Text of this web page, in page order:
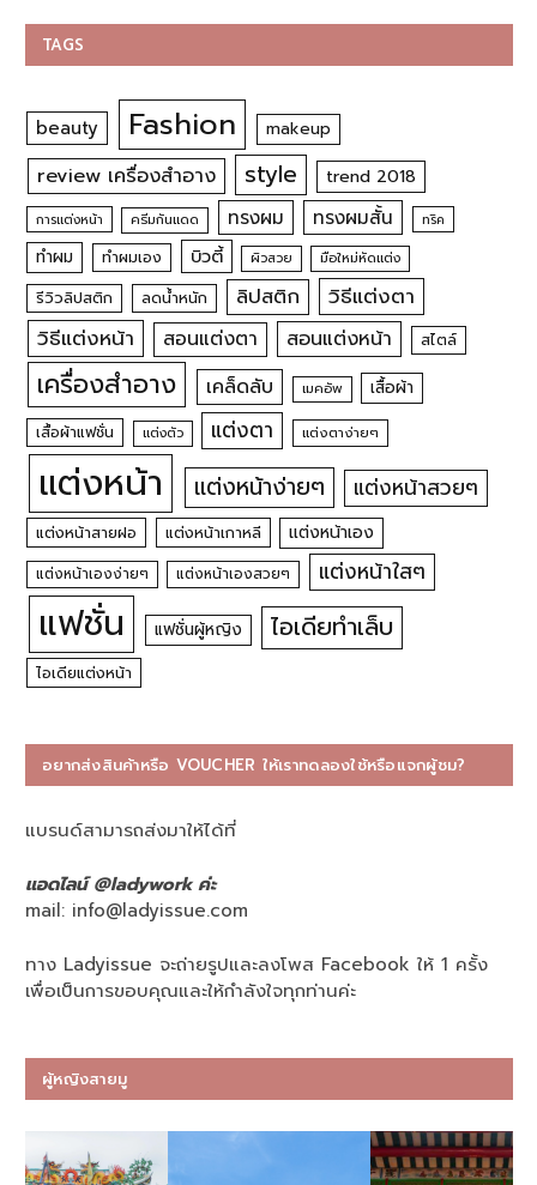
TAGS
beauty Fashion makeup
review เครื่องสำอาง style trend 2018
การแต่งหน้า ครีมกันแดด ทรงผม ทรงผมสั้น ทริค
ทำผม ทำผมเอง บิวตี้ ผิวสวย มือใหม่หัดแต่ง
รีวิวลิปสติก ลดน้ำหนัก ลิปสติก
วิธีแต่งตา
วิธีแต่งหน้า
สอนแต่งตา สอนแต่งหน้า สไตล์
เครื่องสำอาง เคล็ดลับ เมคอัพ เสื้อผ้า
เสื้อผ้าแฟชั่น แต่งตัว แต่งตา แต่งตาง่ายๆ
แต่งหน้า แต่งหน้าง่ายๆ แต่งหน้าสวยๆ
แต่งหน้าสายฝอ แต่งหน้าเกาหลี แต่งหน้าเอง
แต่งหน้าเองง่ายๆ แต่งหน้าเองสวยๆ แต่งหน้าใสๆ
แฟชั่น แฟชั่นผู้หญิง ไอเดียทำเล็บ
ไอเดียแต่งหน้า
อยากส่งสินค้าหรือ VOUCHER ให้เราทดลองใช้หรือแจกผู้ชม?
แบรนด์สามารถส่งมาให้ได้ที่
แอดไลน์ @ladywork ค่ะ
mail: info@ladyissue.com
ทาง Ladyissue จะถ่ายรูปและลงโพส Facebook ให้ 1 ครั้ง
เพื่อเป็นการขอบคุณและให้กำลังใจทุกท่านค่ะ
ผู้หญิงสายมู